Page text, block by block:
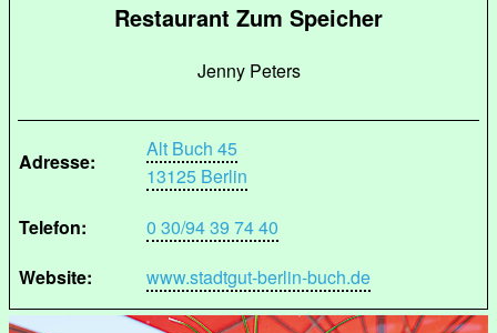
Restaurant Zum Speicher
Jenny Peters
Adresse:
Alt Buch 45
13125 Berlin
Telefon:
0 30/94 39 74 40
Website:
www.stadtgut-berlin-buch.de